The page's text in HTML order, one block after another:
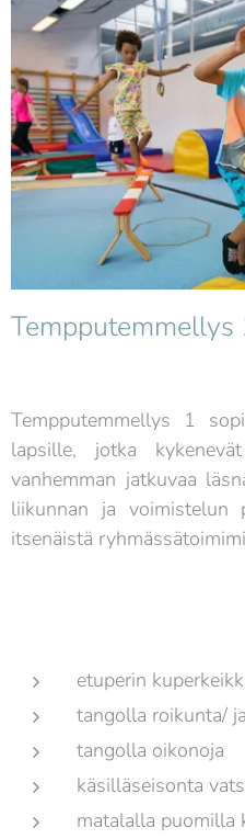
Tempputemmellys
Tempputemmellys 1
lapsille, jotka
vanhemman jatkuvaa
liikunnan ja voimistelun
itsenäistä
etuperin
tangolla roikunta/
tangolla oikonoja
käsilläseisonta
matalalla puomilla